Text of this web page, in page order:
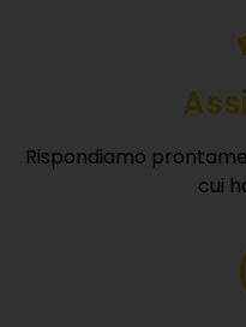
Rispondiamo
cui